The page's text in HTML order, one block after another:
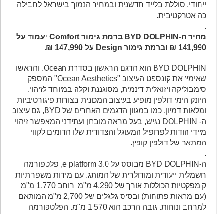
ייחודי, סוללת בלייד חדשנית ובמחיר הנמוך בישראל לחבילה
כה אטרקטיבית.
מחיר ה-BYD DOLPHIN ברמת גימור Comfort יעמוד על
141,990 ₪ וברמת גימור Design על 147,990 ₪.
BYD DOLPHIN הוא הדגם הראשון בסדרת Ocean, והראשון
שאימץ את קונספט העיצוב "Ocean Aesthetics" המספק
סימבוליקה ויזואלית דינמית, מסוגננת וקלה במיוחד לזיהוי.
היונק הימי דולפין מופיע בעיצוב המכונית בצורות פיגורטיביות
ומלאות דמיון. כמו במגוון הדגמים האחרים של BYD, גם עיצוב
ה- DOLPHIN נגיש, בעל מראה מובחן ועתידני המאפשר זיהוי
מיידי הודות לפרופיל המעוגל והצדודית שלו הדומים לקווי
המתאר של דולפין קופץ.
ה-BYD DOLPHIN מבוסס על e platform 3.0, פלטפורמה
חשמלית ייעודית ומודולרית של המותג, עם מידות משפחתיות
קומפקטיות הכוללות אורך של 4,290 מ"מ, רוחב 1,770 מ"מ
(עם מראות פתוחות) ובסיס גלגלים של 2,700 מ"מ המותאם
למרחב ונוחות. גובה הרכב הוא 1,570 מ"מ. הפלטפורמה